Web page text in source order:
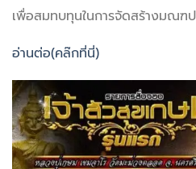
เพื่อสมทบทุนในการจัดสร้างมณ
อ่านต่อ(คล๊กที่นี่)